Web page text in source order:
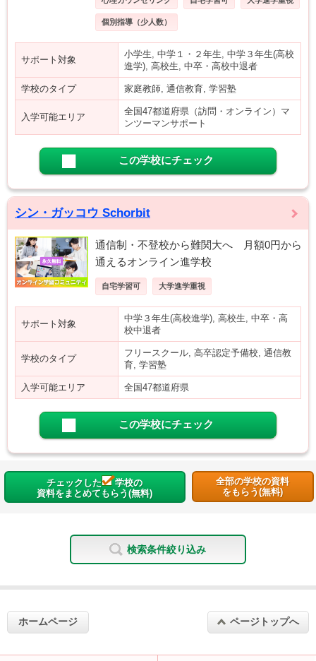
個別指導（少人数）
サポート対象
小学生, 中学１・２年生, 中学３年生(高校
進学), 高校生, 中卒・高校中退者
学校のタイプ 家庭教師, 通信教育, 学習塾
入学可能エリア
全国47都道府県（訪問・オンライン）マ
ンツーマンサポート
この学校にチェック
シン・ガッコウ Schorbit
通信制・不登校から難関大へ 月額0円から
通えるオンライン進学校
自宅学習可 大学進学重視
サポート対象
中学３年生(高校進学), 高校生, 中卒・高
校中退者
学校のタイプ
フリースクール, 高卒認定予備校, 通信教
育, 学習塾
入学可能エリア 全国47都道府県
この学校にチェック
チェックした
学校の
資料をまとめてもらう(無料)
全部の学校の資料
をもらう(無料)
検索条件絞り込み
ホームページ ページトップへ